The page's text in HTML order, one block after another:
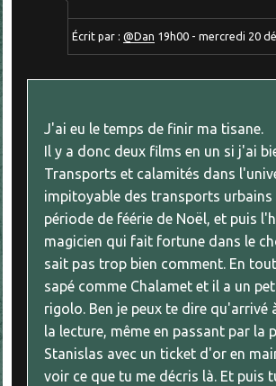
Écrit par : @Dan 19h00- mercredi 20
J'ai eu le temps de finir ma tisane.
Il y a donc deux films en un si j'ai
Transports et calamités dans
impitoyable des transports urbains
période de féérie de Noël, et puis
magicien qui fait fortune dans le
sait pas trop bien comment. En
sapé comme Chalamet et il a un
rigolo. Ben je peux te dire qu'arrivé
la lecture, même en passant par la
Stanislas avec un ticket d'or en
voir ce que tu me décris là. Et puis